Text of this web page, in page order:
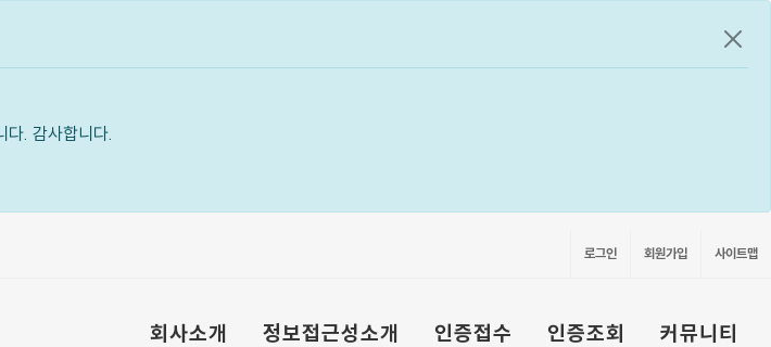
다. 감사합니다.
공지
로그인 회원가입 사이트맵
회사소개 정보접근성소개 인증접수 인증조회 커뮤니티